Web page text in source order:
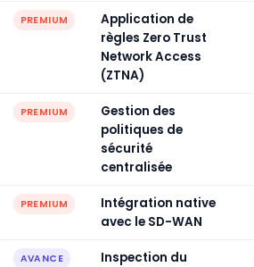
PREMIUM
Application de
règles Zero Trust
Network Access
(ZTNA)
PREMIUM
Gestion des
politiques de
sécurité
centralisée
PREMIUM
Intégration native
avec le SD-WAN
AVANCE
Inspection du